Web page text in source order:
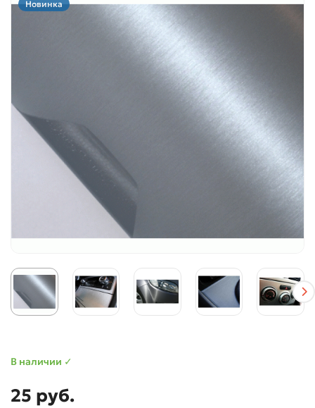
Новинка
В наличии ✓
25 руб.